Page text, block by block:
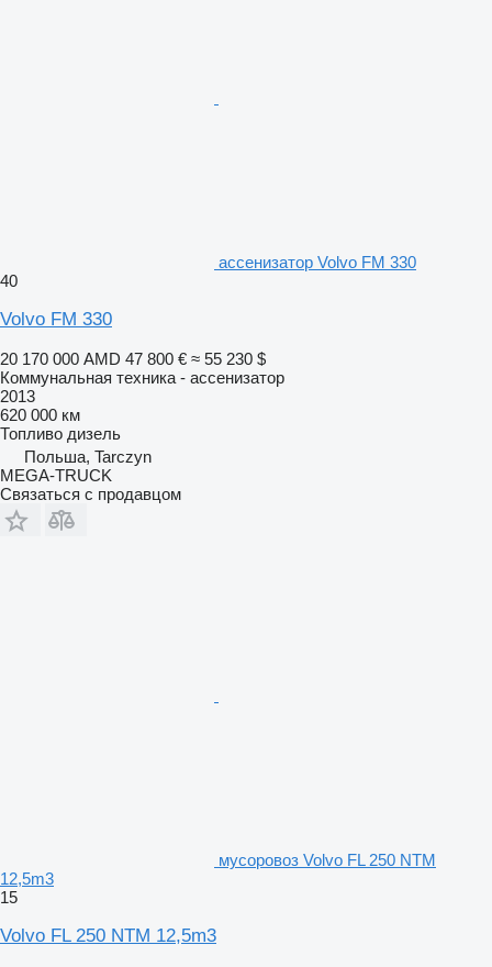
ассенизатор Volvo FM 330
40
Volvo FM 330
20 170 000 AMD 47 800 € ≈ 55 230 $
Коммунальная техника - ассенизатор
2013
620 000 км
Топливо дизель
Польша, Tarczyn
MEGA-TRUCK
Связаться с продавцом
мусоровоз Volvo FL 250 NTM
12,5m3
15
Volvo FL 250 NTM 12,5m3